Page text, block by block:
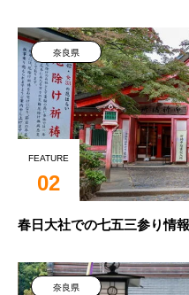
奈良県
FEATURE
02
春日大社での七五三参り情報
奈良県